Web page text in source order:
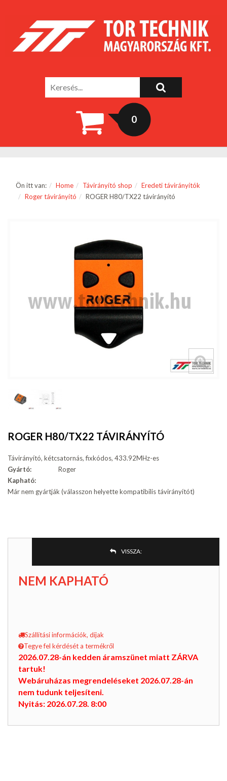
0
Ön itt van: Home Távirányító shop
Eredeti távirányítók
Roger távirányító
ROGER H80/TX22 távirányító
ROGER H80/TX22 TÁVIRÁNYÍTÓ
Távirányító, kétcsatornás, fixkódos, 433.92MHz-es
Gyártó:
Roger
Kapható:
Már nem gyártják (válasszon helyette kompatibilis távirányítót)
VISSZA:
NEM KAPHATÓ
Szállítási információk, díjak
Tegye fel kérdését a termékről
2026.07.28-án kedden áramszünet miatt ZÁRVA
tartuk!
Webáruházas megrendeléseket 2026.07.28-án
nem tudunk teljesíteni.
Nyitás: 2026.07.28. 8:00